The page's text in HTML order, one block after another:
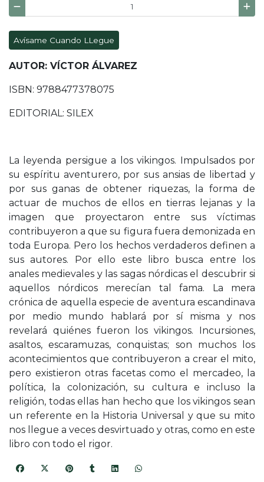
Avísame Cuando LLegue
AUTOR: VÍCTOR ÁLVAREZ
ISBN: 9788477378075
EDITORIAL: SILEX
La leyenda persigue a los vikingos. Impulsados por
su espíritu aventurero, por sus ansias de libertad y
por sus ganas de obtener riquezas, la forma de
actuar de muchos de ellos en tierras lejanas y la
imagen que proyectaron entre sus víctimas
contribuyeron a que su figura fuera demonizada en
toda Europa. Pero los hechos verdaderos definen a
sus autores. Por ello este libro busca entre los
anales medievales y las sagas nórdicas el descubrir si
aquellos nórdicos merecían tal fama. La mera
crónica de aquella especie de aventura escandinava
por medio mundo hablará por sí misma y nos
revelará quiénes fueron los vikingos. Incursiones,
asaltos, escaramuzas, conquistas; son muchos los
acontecimientos que contribuyeron a crear el mito,
pero existieron otras facetas como el mercadeo, la
política, la colonización, su cultura e incluso la
religión, todas ellas han hecho que los vikingos sean
un referente en la Historia Universal y que su mito
nos llegue a veces desvirtuado y otras, como en este
libro con todo el rigor.